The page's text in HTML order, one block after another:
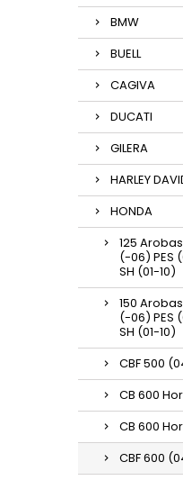
BMW
BUELL
CAGIVA
DUCATI
GILERA
HARLEY
HONDA
125
(-06) PES
SH (01-10)
150
(-06) PES
SH (01-10)
CBF 500
CB 600
CB 600
CBF 600